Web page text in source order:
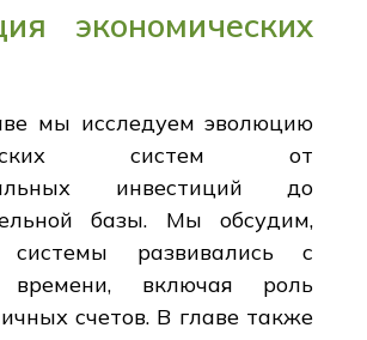
экономических
мы исследуем эволюцию
систем от
инвестиций до
базы. Мы обсудим,
развивались с
времени, включая роль
счетов. В главе также